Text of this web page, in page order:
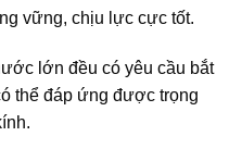
vững, chịu lực cực tốt.
lớn đều có yêu cầu bắt
thể đáp ứng được trọng